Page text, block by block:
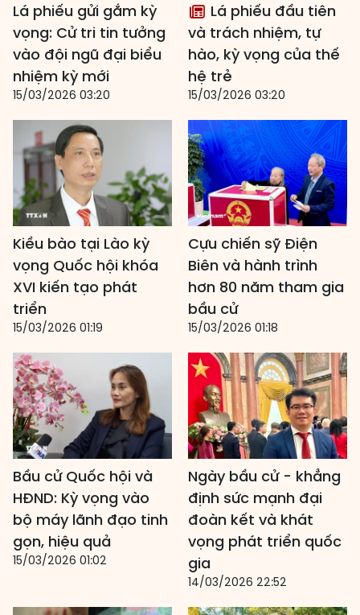
Lá phiếu gửi gắm kỳ
vọng: Cử tri tin tưởng
vào đội ngũ đại biểu
nhiệm kỳ mới
15/03/2026 03:20
Lá phiếu đầu tiên
và trách nhiệm, tự
hào, kỳ vọng của thế
hệ trẻ
15/03/2026 03:20
Kiều bào tại Lào kỳ
vọng Quốc hội khóa
XVI kiến tạo phát
triển
15/03/2026 01:19
Cựu chiến sỹ Điện
Biên và hành trình
hơn 80 năm tham gia
bầu cử
15/03/2026 01:18
Bầu cử Quốc hội và
HĐND: Kỳ vọng vào
bộ máy lãnh đạo tinh
gọn, hiệu quả
15/03/2026 01:02
Ngày bầu cử - khẳng
định sức mạnh đại
đoàn kết và khát
vọng phát triển quốc
gia
14/03/2026 22:52